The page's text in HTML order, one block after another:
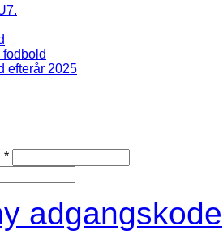
efterår 2025
*
adgangskode